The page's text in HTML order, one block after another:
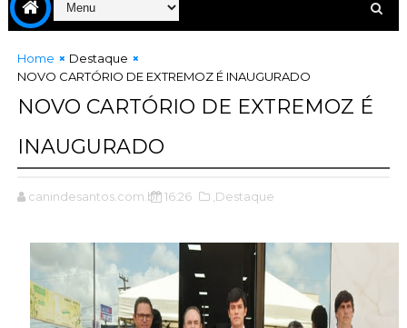
Home
Destaque
NOVO CARTÓRIO DE EXTREMOZ É INAUGURADO
NOVO CARTÓRIO DE EXTREMOZ É
INAUGURADO
canindesantos.com.br 16:26 ,Destaque